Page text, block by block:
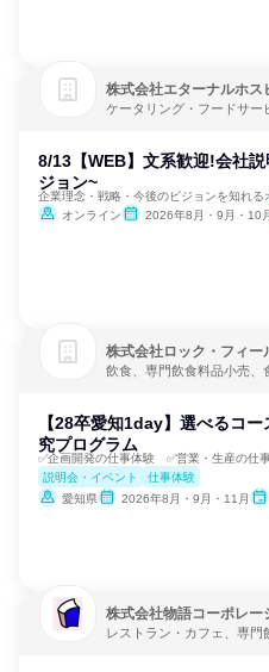
株式会社エターナルホス
ケータリング・フードサー
8/13【WEB】文系歓迎!会社
ジョン~
企業理念・戦略・今後のビジョンを知れる
オンライン
2026年8月・9月・10
株式会社ロック・フィー
飲食、専門飲食料品小売、
【28卒愛知1day】選べるコ
究プログラム
✅企画開発の仕事体験 ✅営業・生産の仕
説明会・イベント
仕事体験
愛知県
2026年8月・9月・11月
株式会社物語コーポレー
レストラン・カフェ、専門